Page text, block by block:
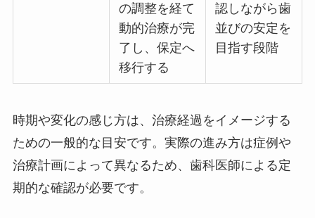
の調整を経て
動的治療が完
了し、保定へ
移行する
認しながら歯
並びの安定を
目指す段階
時期や変化の感じ方は、治療経過をイメージする
ための一般的な目安です。実際の進み方は症例や
治療計画によって異なるため、歯科医師による定
期的な確認が必要です。